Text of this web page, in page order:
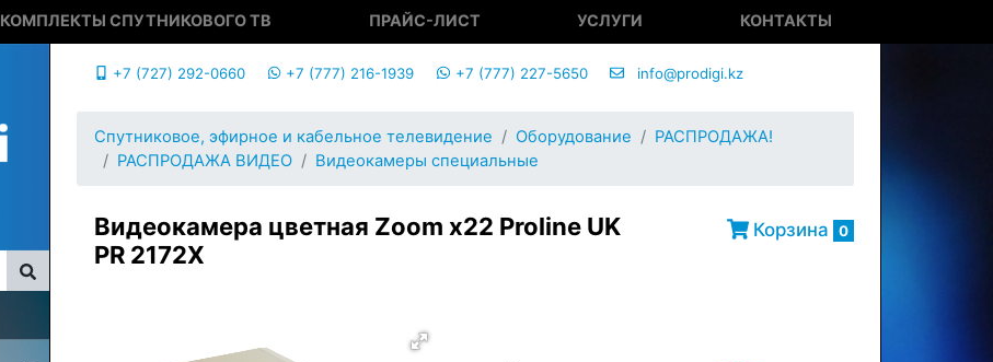
КОМПЛЕКТЫ СПУТНИКОВОГО ТВ ПРАЙС-ЛИСТ УСЛУГИ КОНТАКТЫ
+7 (727) 292-0660 +7 (777) 216-1939 +7 (777) 227-5650 info@prodigi.kz
Спутниковое, эфирное и кабельное телевидение Оборудование
РАСПРОДАЖА!
РАСПРОДАЖА ВИДЕО
Видеокамеры специальные
Видеокамера цветная Zoom x22 Proline UK
PR 2172X
Корзина 0